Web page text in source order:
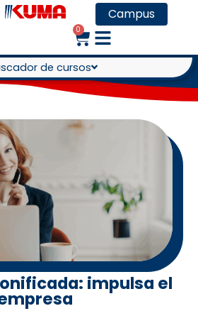
Campus
0
de cursos
impulsa el